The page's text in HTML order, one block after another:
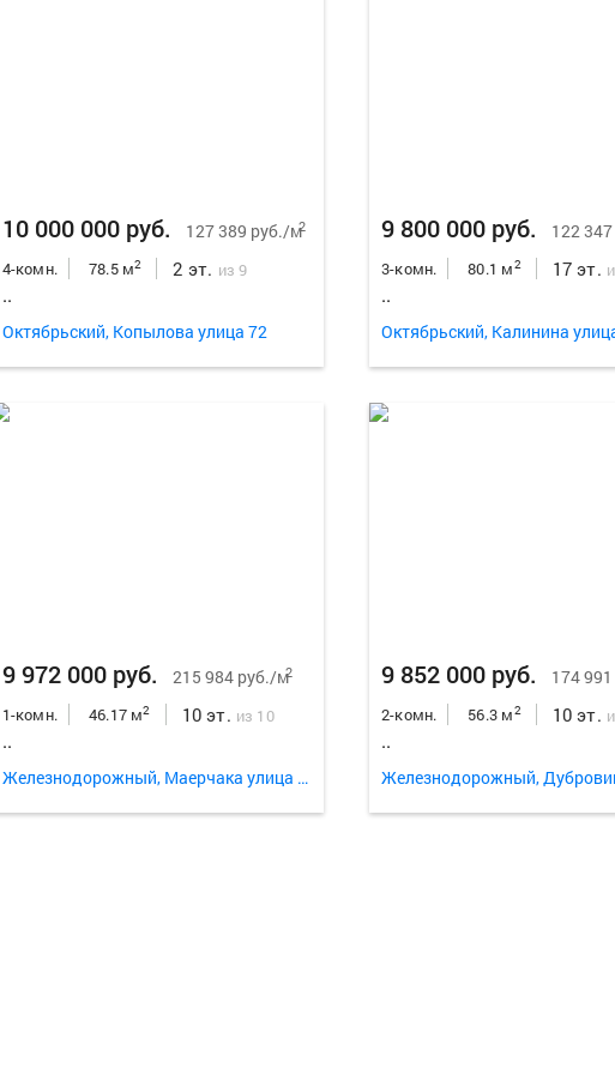
10 000 000 руб. 127 389 руб./м2
4-комн. 78.5 м2 2 эт. из 9
..
Октябрьский, Копылова улица 72
9 800 000 руб. 122
3-комн. 80.1 м2 17 эт.
..
Октябрьский, Калинина
9 972 000 руб. 215 984 руб./м2
1-комн. 46.17 м2 10 эт. из 10
..
Железнодорожный, Маерчака улица 33
9 852 000 руб. 174
2-комн. 56.3 м2 10 эт.
..